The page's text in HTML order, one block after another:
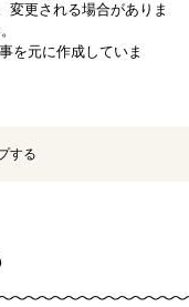
変更される場合がありま
を元に作成していま
する